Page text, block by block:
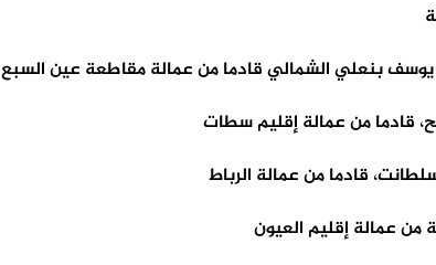
يوسف بنعلي الشمالي قادما من عمالة مقاطعة عين السبع
قادما من عمالة إقليم سطات
قادما من عمالة الرباط
من عمالة إقليم العيون